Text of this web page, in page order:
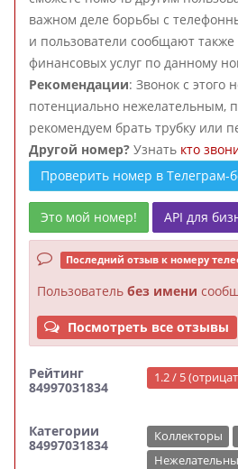
важном деле борьбы с
и пользователи сообщают
финансовых услуг по данному
Рекомендации: Звонок с этого
потенциально нежелательным,
рекомендуем брать трубку или
Другой номер? Узнать кто
Проверить номер в Телеграм-
Это мой номер! API для
Последний отзыв к номеру
Пользователь без имени
Посмотреть все отзывы
Рейтинг
84997031834
1.2 / 5
Категории
84997031834
Коллекторы